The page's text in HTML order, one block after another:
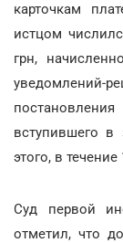
карточкам
истцом
грн,
уведомлений-
вступившего
этого, в
Суд первой
отметил, что